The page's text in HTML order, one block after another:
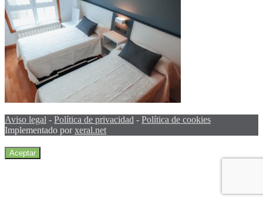
Aviso legal - Política de privacidad - Política de cookies
Implementado porxeral.net
Aceptar